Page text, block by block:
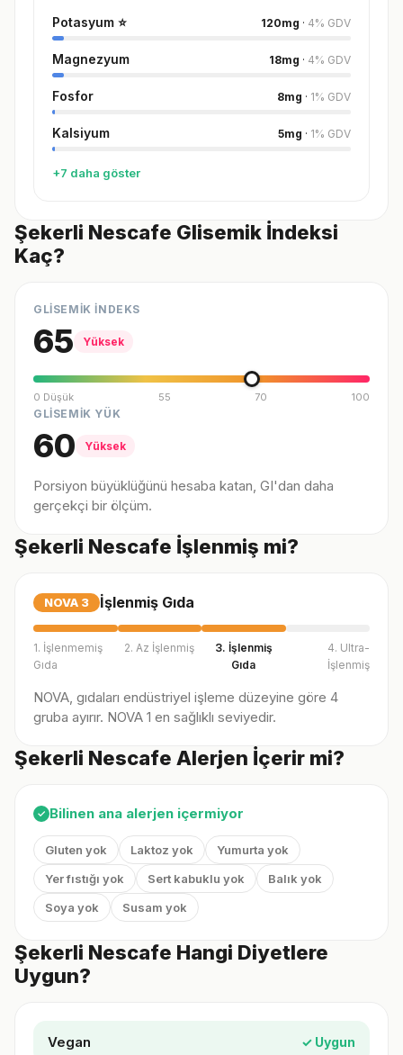
Potasyum ⭐ 120mg · 4% GDV
Magnezyum 18mg · 4% GDV
Fosfor 8mg · 1% GDV
Kalsiyum 5mg · 1% GDV
+7 daha göster
Şekerli Nescafe Glisemik İndeksi
Kaç?
GLİSEMİK İNDEKS
65 Yüksek
0 Düşük 55 70 100
GLİSEMİK YÜK
60 Yüksek
Porsiyon büyüklüğünü hesaba katan, GI'dan daha
gerçekçi bir ölçüm.
Şekerli Nescafe İşlenmiş mi?
NOVA 3 İşlenmiş Gıda
1. İşlenmemiş
Gıda
2. Az İşlenmiş
3. İşlenmiş
Gıda
4. Ultra-
İşlenmiş
NOVA, gıdaları endüstriyel işleme düzeyine göre 4
gruba ayırır. NOVA 1 en sağlıklı seviyedir.
Şekerli Nescafe Alerjen İçerir mi?
✓ Bilinen ana alerjen içermiyor
Gluten yok Laktoz yok
Yumurta yok
Yer fıstığı yok
Sert kabuklu yok
Balık yok
Soya yok
Susam yok
Şekerli Nescafe Hangi Diyetlere
Uygun?
Vegan ✓ Uygun